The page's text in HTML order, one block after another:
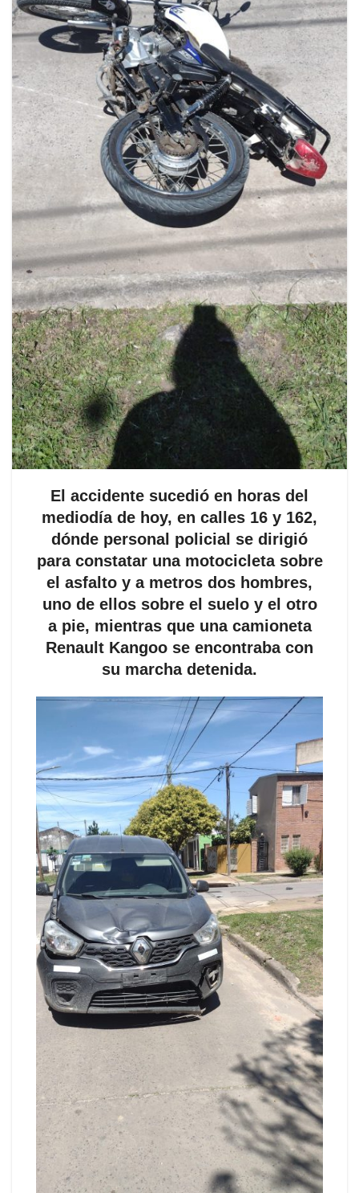
El accidente sucedió en horas del
mediodía de hoy, en calles 16 y 162,
dónde personal policial se dirigió
para constatar una motocicleta sobre
el asfalto y a metros dos hombres,
uno de ellos sobre el suelo y el otro
a pie, mientras que una camioneta
Renault Kangoo se encontraba con
su marcha detenida.